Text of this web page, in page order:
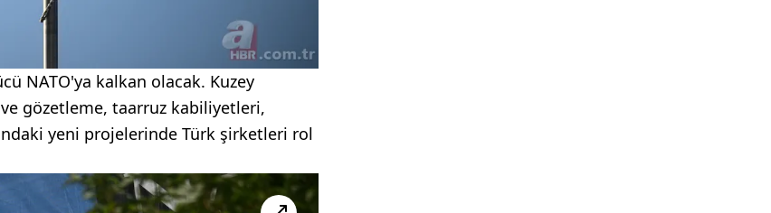
NATO'ya kalkan olacak. Kuzey
gözetleme, taarruz kabiliyetleri,
yeni projelerinde Türk şirketleri rol